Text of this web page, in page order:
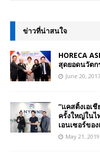
ข่าวที่น่าสนใจ
HORECA
สุดยอดนวัตก
June 20, 2017
“แคสติ้งเอเ
ครั้งใหญ่ใน
เอนเซอร์ของ
May 21, 2019